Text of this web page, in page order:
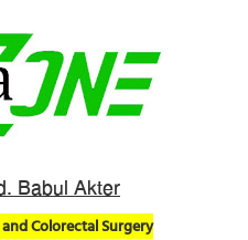
Babul Akter
Colorectal Surgery